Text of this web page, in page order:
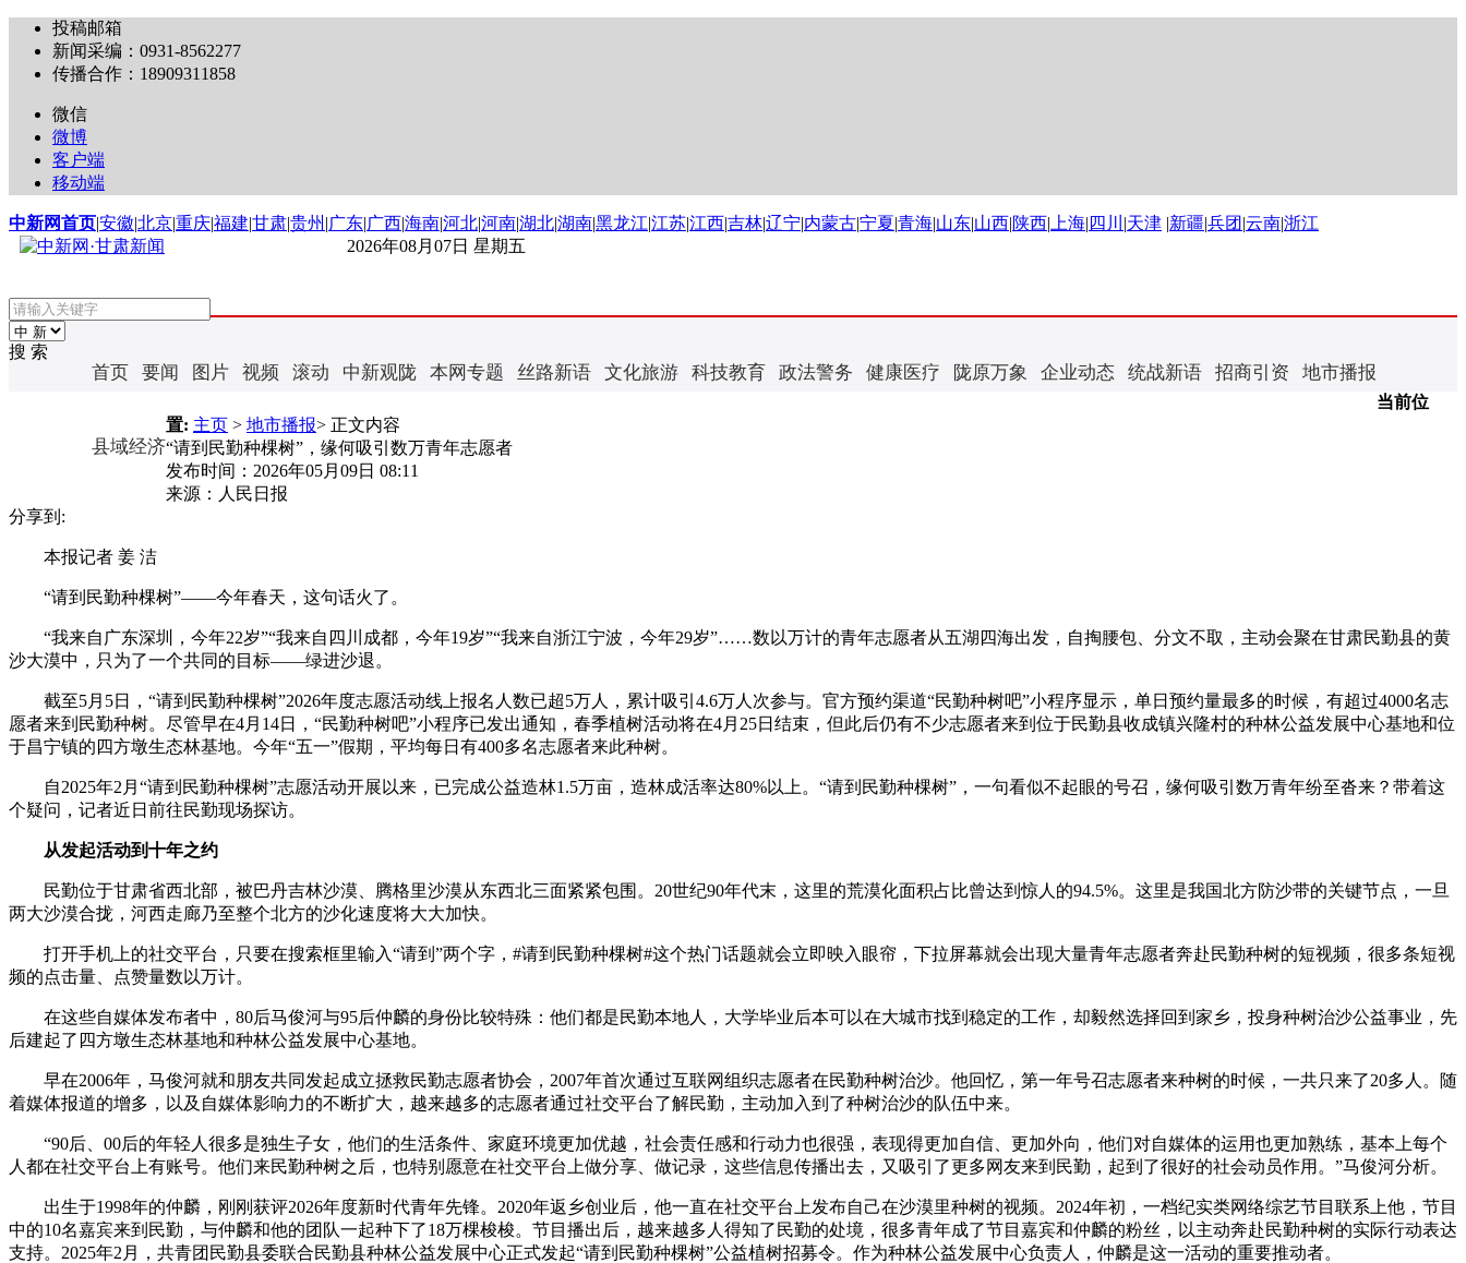
投稿邮箱
新闻采编：0931-8562277
传播合作：18909311858
微信
微博
客户端
移动端
中新网首页|安徽|北京|重庆|福建|甘肃|贵州 |广东|广西|海南|河北|河南|湖北|湖南|黑龙江|江苏|江西|吉林|辽宁|内蒙古|宁夏|青海|山东|山西|陕西| 上海| 四川 |天津 |新疆|兵团 |云南|浙江
2026年08月07日 星期五
搜 索
首页 要闻 图片 视频 滚动 中新观陇 本网专题 丝路新语 文化旅游 科技教育 政法警务 健康医疗 陇原万象 企业动态 统战新语 招商引资 地市播报
县域经济
当前位
置: 主页 > 地市播报> 正文内容
“请到民勤种棵树”，缘何吸引数万青年志愿者
发布时间： 2026年05月09日 08:11
来源： 人民日报
分享到:
本报记者 姜 洁
“请到民勤种棵树”——今年春天，这句话火了。
“我来自广东深圳，今年22岁”“我来自四川成都，今年19岁”“我来自浙江宁波，今年29岁”……数以万计的青年志愿者从五湖四海出发，自掏腰包、分文不取，主动会聚在甘肃民勤县的黄
沙大漠中，只为了一个共同的目标——绿进沙退。
截至5月5日，“请到民勤种棵树”2026年度志愿活动线上报名人数已超5万人，累计吸引4.6万人次参与。官方预约渠道“民勤种树吧”小程序显示，单日预约量最多的时候，有超过4000名志
愿者来到民勤种树。尽管早在4月14日，“民勤种树吧”小程序已发出通知，春季植树活动将在4月25日结束，但此后仍有不少志愿者来到位于民勤县收成镇兴隆村的种林公益发展中心基地和位
于昌宁镇的四方墩生态林基地。今年“五一”假期，平均每日有400多名志愿者来此种树。
自2025年2月“请到民勤种棵树”志愿活动开展以来，已完成公益造林1.5万亩，造林成活率达80%以上。“请到民勤种棵树”，一句看似不起眼的号召，缘何吸引数万青年纷至沓来？带着这
个疑问，记者近日前往民勤现场探访。
从发起活动到十年之约
民勤位于甘肃省西北部，被巴丹吉林沙漠、腾格里沙漠从东西北三面紧紧包围。20世纪90年代末，这里的荒漠化面积占比曾达到惊人的94.5%。这里是我国北方防沙带的关键节点，一旦
两大沙漠合拢，河西走廊乃至整个北方的沙化速度将大大加快。
打开手机上的社交平台，只要在搜索框里输入“请到”两个字，#请到民勤种棵树#这个热门话题就会立即映入眼帘，下拉屏幕就会出现大量青年志愿者奔赴民勤种树的短视频，很多条短视
频的点击量、点赞量数以万计。
在这些自媒体发布者中，80后马俊河与95后仲麟的身份比较特殊：他们都是民勤本地人，大学毕业后本可以在大城市找到稳定的工作，却毅然选择回到家乡，投身种树治沙公益事业，先
后建起了四方墩生态林基地和种林公益发展中心基地。
早在2006年，马俊河就和朋友共同发起成立拯救民勤志愿者协会，2007年首次通过互联网组织志愿者在民勤种树治沙。他回忆，第一年号召志愿者来种树的时候，一共只来了20多人。随
着媒体报道的增多，以及自媒体影响力的不断扩大，越来越多的志愿者通过社交平台了解民勤，主动加入到了种树治沙的队伍中来。
“90后、00后的年轻人很多是独生子女，他们的生活条件、家庭环境更加优越，社会责任感和行动力也很强，表现得更加自信、更加外向，他们对自媒体的运用也更加熟练，基本上每个
人都在社交平台上有账号。他们来民勤种树之后，也特别愿意在社交平台上做分享、做记录，这些信息传播出去，又吸引了更多网友来到民勤，起到了很好的社会动员作用。”马俊河分析。
出生于1998年的仲麟，刚刚获评2026年度新时代青年先锋。2020年返乡创业后，他一直在社交平台上发布自己在沙漠里种树的视频。2024年初，一档纪实类网络综艺节目联系上他，节目
中的10名嘉宾来到民勤，与仲麟和他的团队一起种下了18万棵梭梭。节目播出后，越来越多人得知了民勤的处境，很多青年成了节目嘉宾和仲麟的粉丝，以主动奔赴民勤种树的实际行动表达
支持。2025年2月，共青团民勤县委联合民勤县种林公益发展中心正式发起“请到民勤种棵树”公益植树招募令。作为种林公益发展中心负责人，仲麟是这一活动的重要推动者。